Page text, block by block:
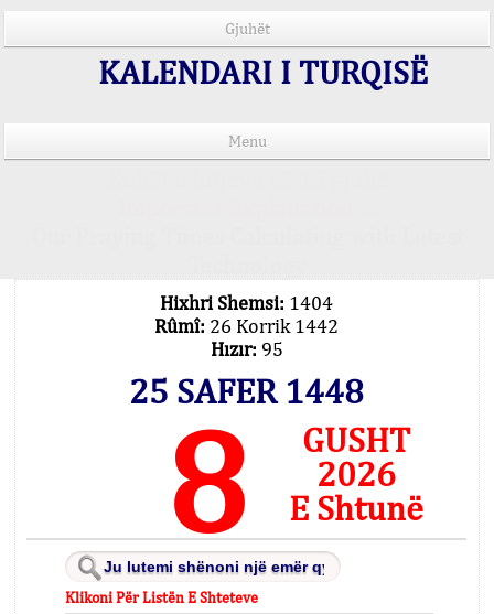
Gjuhët
KALENDARI I TURQISË
Menu
Hixhri Shemsi: 1404
Rûmî: 26 Korrik 1442
Hızır: 95
25 SAFER 1448
8
GUSHT
2026
E Shtunë
Klikoni Për Listën E Shteteve